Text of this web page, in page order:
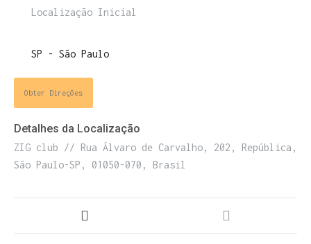
Obter Direções
Detalhes da Localização
ZIG club // Rua Álvaro de Carvalho, 202, República,
São Paulo-SP, 01050-070, Brasil
É grátis.